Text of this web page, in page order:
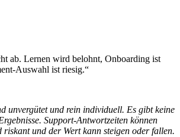
ab. Lernen wird belohnt, Onboarding ist
Auswahl ist riesig.“
unvergütet und rein individuell. Es gibt keine
Support-Antwortzeiten können
und der Wert kann steigen oder fallen.